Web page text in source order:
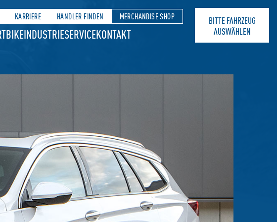
KARRIERE HÄNDLER FINDEN MERCHANDISE SHOP
BIKEINDUSTRIESERVICEKONTAKT
BITTE FAHRZEUG
AUSWÄHLEN